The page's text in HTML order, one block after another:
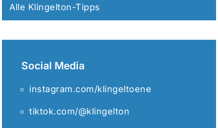
Alle Klingelton-Tipps
Social Media
instagram.com/klingeltoene
tiktok.com/@klingelton